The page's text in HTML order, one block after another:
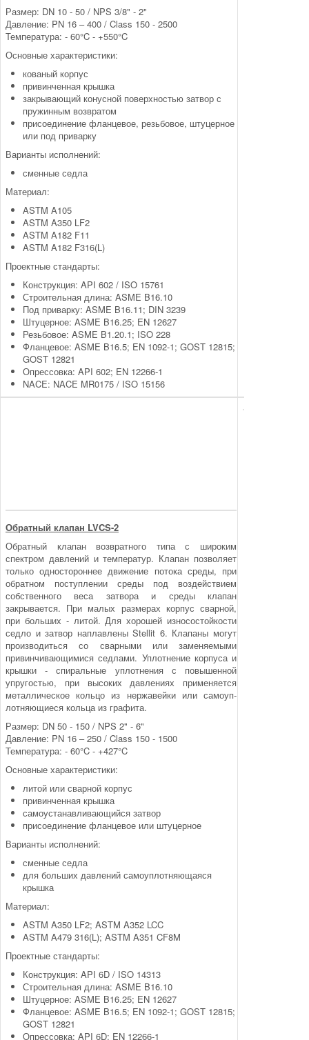
Размер: DN 10 - 50 / NPS 3/8" - 2"
Давление: PN 16 – 400 / Class 150 - 2500
Температура: - 60°C - +550°C
Основные характеристики:
кованый корпус
привинченная крышка
закрывающий конусной поверхностью затвор с
пружинным возвратом
присоединение фланцевое, резьбовое, штуцерное
или под приварку
Варианты исполнений:
сменные седла
Материал:
ASTM A105
ASTM A350 LF2
ASTM A182 F11
ASTM A182 F316(L)
Проектные стандарты:
Конструкция: API 602 / ISO 15761
Строительная длина: ASME B16.10
Под приварку: ASME B16.11; DIN 3239
Штуцерное: ASME B16.25; EN 12627
Резьбовое: ASME B1.20.1; ISO 228
Фланцевое: ASME B16.5; EN 1092-1; GOST 12815;
GOST 12821
Опрессовка: API 602; EN 12266-1
NACE: NACE MR0175 / ISO 15156
Обратный клапан LVCS-2
Обратный клапан возвратного типа с широким
спектром давлений и температур. Клапан позволяет
только однос­тороннее движение потока среды, при
обратном пос­туплении среды под воздействием
собственного веса затвора и среды клапан
закрывается. При малых разме­рах корпус сварной,
при больших - литой. Для хорошей износостойкости
седло и затвор наплавлены Stellit 6. Клапаны могут
производиться со сварными или замен­яемыми
привинчивающимися седлами. Уплотнение кор­пуса и
крышки - спиральные уплотнения с повышенной
упругостью, при высоких давлениях применяется
метал­лическое кольцо из нержавейки или самоуп­
лотняющиеся кольца из графита.
Размер: DN 50 - 150 / NPS 2" - 6"
Давление: PN 16 – 250 / Class 150 - 1500
Температура: - 60°C - +427°C
Основные характеристики:
литой или сварной корпус
привинченная крышка
самоустанавливающийся затвор
присоединение фланцевое или штуцерное
Варианты исполнений:
сменные седла
для больших давлений самоуплотняющаяся
крышка
Материал:
ASTM A350 LF2; ASTM A352 LCC
ASTM A479 316(L); ASTM A351 CF8M
Проектные стандарты:
Конструкция: API 6D / ISO 14313
Строительная длина: ASME B16.10
Штуцерное: ASME B16.25; EN 12627
Фланцевое: ASME B16.5; EN 1092-1; GOST 12815;
GOST 12821
Опрессовка: API 6D; EN 12266-1